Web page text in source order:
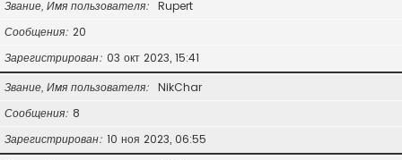
Звание, Имя пользователя
Rupert
Сообщения 20
Зарегистрирован 03 окт 2023, 15:41
Звание, Имя пользователя
NikChar
Сообщения 8
Зарегистрирован 10 ноя 2023, 06:55